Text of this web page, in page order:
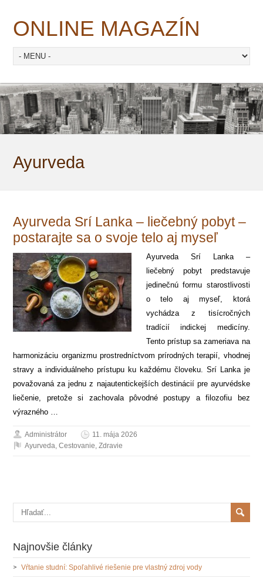
ONLINE MAGAZÍN
Ayurveda
Ayurveda Srí Lanka – liečebný pobyt –
postarajte sa o svoje telo aj myseľ
Ayurveda Srí Lanka –
liečebný pobyt predstavuje
jedinečnú formu starostlivosti
o telo aj myseľ, ktorá
vychádza z tisícročných
tradícií indickej medicíny.
Tento prístup sa zameriava na
harmonizáciu organizmu prostredníctvom prírodných terapií, vhodnej
stravy a individuálneho prístupu ku každému človeku. Srí Lanka je
považovaná za jednu z najautentickejších destinácií pre ayurvédske
liečenie, pretože si zachovala pôvodné postupy a filozofiu bez
výrazného …
Administrátor
11. mája 2026
Ayurveda,Cestovanie,Zdravie
Najnovšie články
Vŕtanie studní: Spoľahlivé riešenie pre vlastný zdroj vody